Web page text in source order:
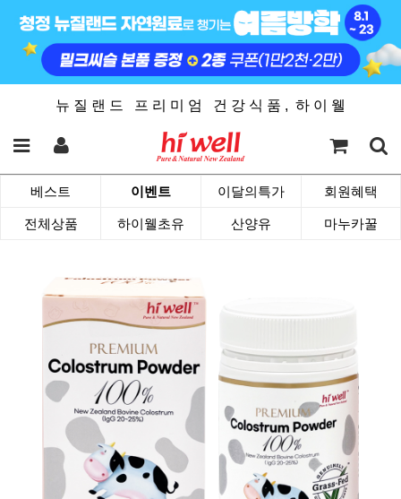
뉴 질 랜 드 프 리 미 엄 건 강 식 품 , 하 이 웰
베스트 이벤트 이달의특가 회원혜택
전체상품 하이웰초유 산양유 마누카꿀